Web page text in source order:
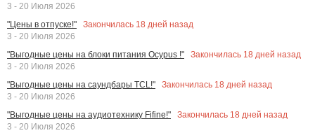
3 - 20 Июля 2026
"Цены в отпуске!"
Закончилась 18 дней назад
3 - 20 Июля 2026
"Выгодные цены на блоки питания Ocypus !"
Закончилась 18 дней назад
3 - 20 Июля 2026
"Выгодные цены на саундбары TCL!"
Закончилась 18 дней назад
3 - 20 Июля 2026
"Выгодные цены на аудиотехнику Fifine!"
Закончилась 18 дней назад
3 - 20 Июля 2026